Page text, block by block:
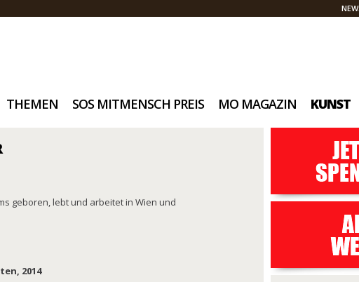
THEMEN SOS MITMENSCH PREIS MO MAGAZIN KUNST
geboren, lebt und arbeitet in Wien und
2014